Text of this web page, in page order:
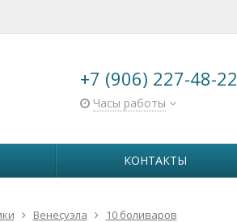
+7 (906) 227-48-22
Часы работы
КОНТАКТЫ
Венесуэла
10 боливаров